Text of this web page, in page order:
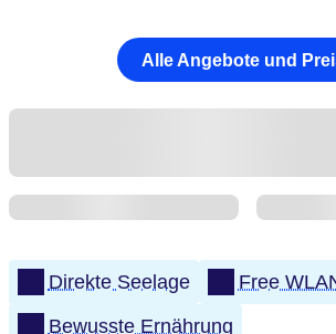
Alle Angebote und
Direkte Seelage Free
Bewusste Ernährung